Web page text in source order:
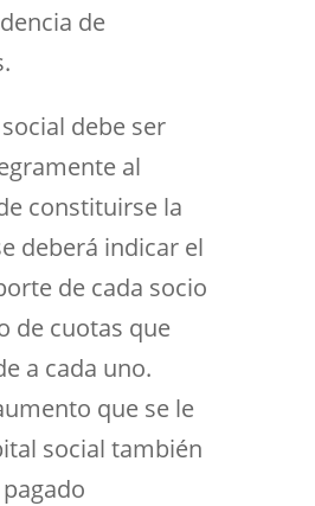
de
debe ser
al
constituirse la
deberá indicar el
de cada socio
de cuotas que
a cada uno.
que se le
social también